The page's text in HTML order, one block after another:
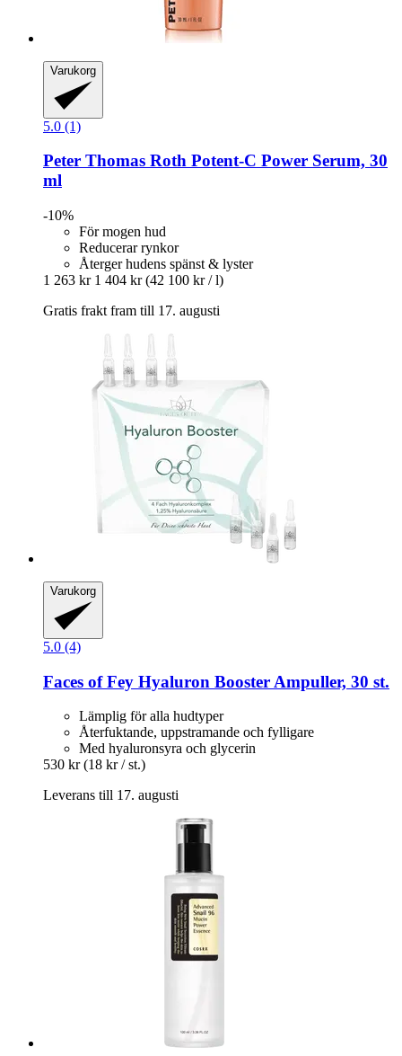
Varukorg
5.0 (1)
Peter Thomas Roth Potent-​C Power Serum, 30
ml
-10%
För mogen hud
Reducerar rynkor
Återger hudens spänst & lyster
1 263 kr 1 404 kr (42 100 kr / l)
Gratis frakt fram till 17. augusti
Varukorg
5.0 (4)
Faces of Fey Hyaluron Booster Ampuller, 30 st.
Lämplig för alla hudtyper
Återfuktande, uppstramande och fylligare
Med hyaluronsyra och glycerin
530 kr (18 kr / st.)
Leverans till 17. augusti